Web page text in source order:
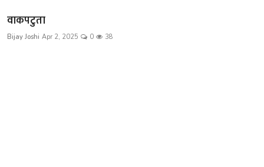
सिनेमा
वाकपटुता
Bijay Joshi Apr 2, 2025 0 38